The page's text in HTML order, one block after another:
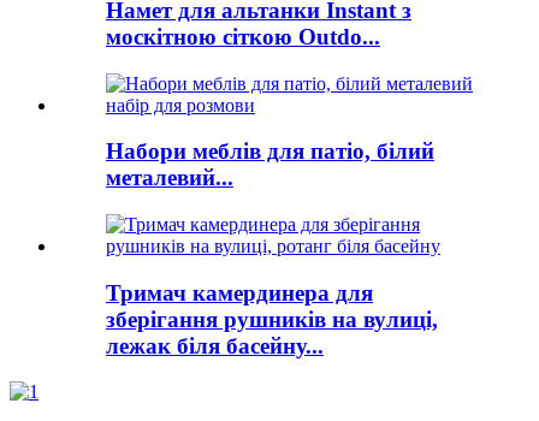
Намет для альтанки Instant з
москітною сіткою Outdo...
Набори меблів для патіо, білий
металевий...
Тримач камердинера для
зберігання рушників на вулиці,
лежак біля басейну...